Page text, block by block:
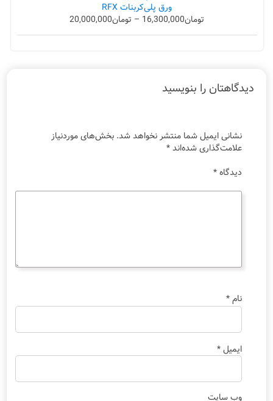
ورق پلی‌کربنات RFX
تومان16,300,000
– تومان20,000,000
دیدگاهتان را بنویسید
نشانی ایمیل شما منتشر نخواهد شد. بخش‌های موردنیاز
علامت‌گذاری شده‌اند*
دیدگاه*
نام*
ایمیل*
وب‌ سایت